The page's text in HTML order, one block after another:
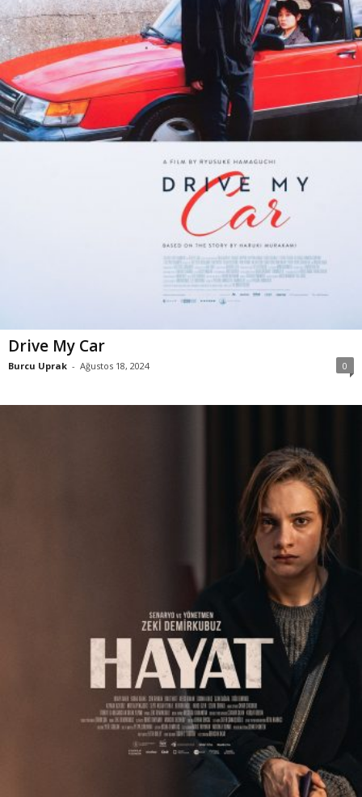
Drive My Car
Burcu Uprak - Ağustos 18, 2024 0